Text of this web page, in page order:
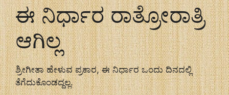
ಈ ನಿರ್ಧಾರ ರಾತ್ರೋರಾತ್ರಿ
ಆಗಿಲ್ಲ
ಶ್ರೀಗೀತಾ ಹೇಳುವ ಪ್ರಕಾರ, ಈ ನಿರ್ಧಾರ ಒಂದು ದಿನದಲ್ಲಿ
ತೆಗೆದುಕೊಂಡದ್ದಲ್ಲ.